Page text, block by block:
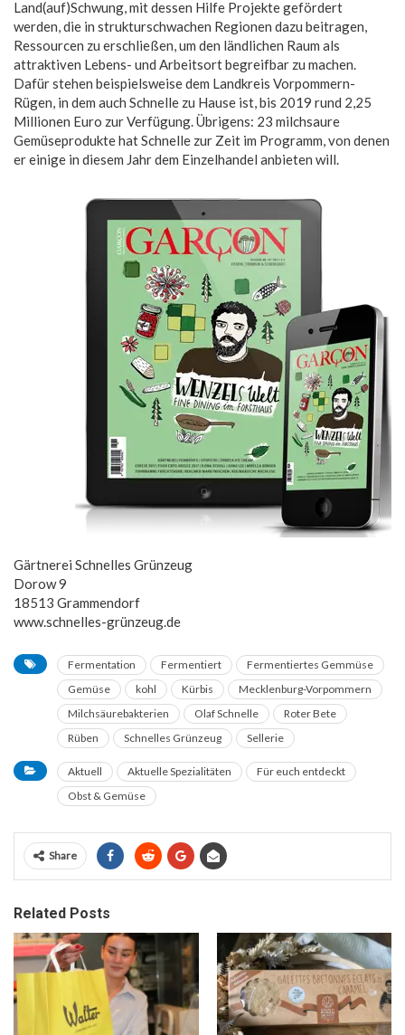
Land(auf)Schwung, mit dessen Hilfe Projekte gefördert
werden, die in strukturschwachen Regionen dazu beitragen,
Ressourcen zu erschließen, um den ländlichen Raum als
attraktiven Lebens- und Arbeitsort begreifbar zu machen.
Dafür stehen beispielsweise dem Landkreis Vorpommern-
Rügen, in dem auch Schnelle zu Hause ist, bis 2019 rund 2,25
Millionen Euro zur Verfügung. Übrigens: 23 milchsaure
Gemüseprodukte hat Schnelle zur Zeit im Programm, von denen
er einige in diesem Jahr dem Einzelhandel anbieten will.
Gärtnerei Schnelles Grünzeug
Dorow 9
18513 Grammendorf
www.schnelles-grünzeug.de
Fermentation Fermentiert
Fermentiertes Gemmüse
Gemüse
kohl Kürbis
Mecklenburg-Vorpommern
Milchsäurebakterien
Olaf Schnelle
Roter Bete
Rüben
Schnelles Grünzeug Sellerie
Aktuell Aktuelle Spezialitäten
Für euch entdeckt
Obst & Gemüse
Share
Related Posts